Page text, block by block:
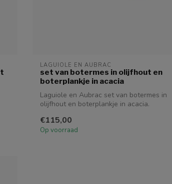
LAGUIOLE EN AUBRAC
set van botermes in olijfhout en
boterplankje in acacia
Laguiole en Aubrac set van botermes in
olijfhout en boterplankje in acacia.
€115,00
Op voorraad